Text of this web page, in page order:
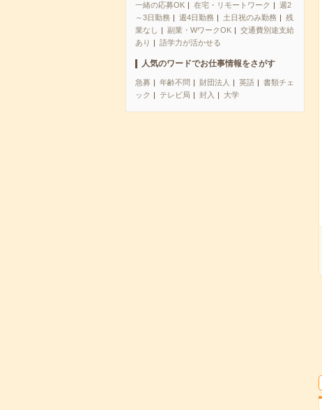
一緒の応募OK
在宅・リモートワーク
週2
～3日勤務
週4日勤務 土日祝のみ勤務
残
業なし
副業・WワークOK
交通費別途支給
あり
語学力が活かせる
人気のワードでお仕事情報をさがす
急募 年齢不問 財団法人 英語
書類チェ
ック
テレビ局 封入 大学